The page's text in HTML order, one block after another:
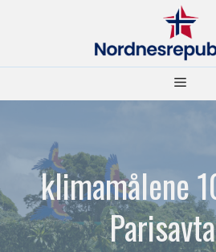
Meny
klimamålene